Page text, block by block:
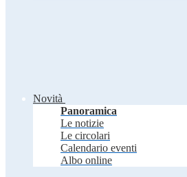
Novità
Panoramica
Le notizie
Le circolari
Calendario eventi
Albo online